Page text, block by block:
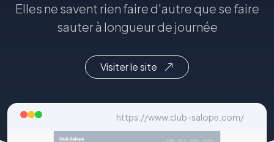
Elles ne savent rien faire d'autre que se faire
sauter à longueur de journée
Visiter le site
https://www.club-salope.com/